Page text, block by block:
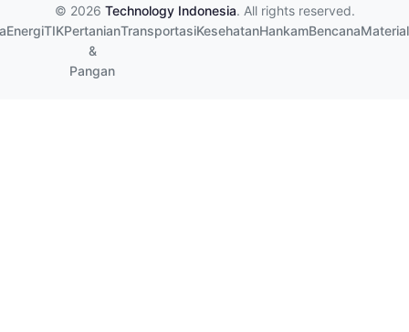
© 2026 Technology Indonesia. All rights reserved.
EnergiTIKPertanian
&
Pangan
TransportasiKesehatanHankamBencanaMaterial